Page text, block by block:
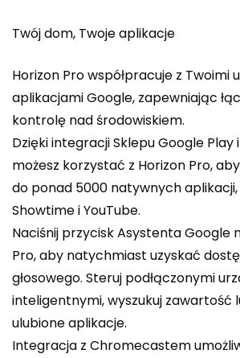
Twój dom, Twoje aplikacje
Horizon Pro współpracuje z Twoimi
aplikacjami Google, zapewniając
kontrolę nad środowiskiem.
Dzięki integracji Sklepu Google Play
możesz korzystać z Horizon Pro,
do ponad 5000 natywnych aplikacji,
Showtime i YouTube.
Naciśnij przycisk Asystenta Google
Pro, aby natychmiast uzyskać
głosowego. Steruj podłączonymi
inteligentnymi, wyszukuj zawartość
ulubione aplikacje.
Integracja z Chromecastem